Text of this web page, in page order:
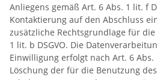
Anliegens gemäß Art. 6 Abs. 1 lit. f
Kontaktierung auf den Abschluss
zusätzliche Rechtsgrundlage für
1 lit. b DSGVO. Die
Einwilligung erfolgt nach Art. 6 Abs.
Löschung der für die Benutzung